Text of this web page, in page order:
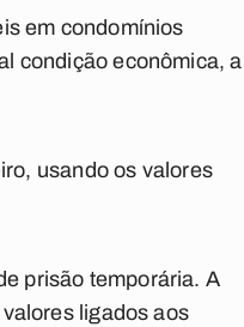
em condomínios
condição econômica, a
usando os valores
prisão temporária. A
ligados aos